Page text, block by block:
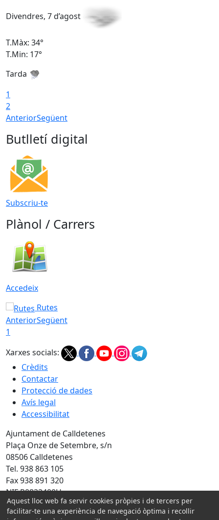
Divendres, 7 d’agost
T.Màx: 34°
T.Min: 17°
Tarda
1
2
AnteriorSegüent
Butlletí digital
Subscriu-te
Plànol / Carrers
Accedeix
Rutes
AnteriorSegüent
1
Xarxes socials:
Crèdits
Contactar
Protecció de dades
Avís legal
Accessibilitat
Ajuntament de Calldetenes
Plaça Onze de Setembre, s/n
08506 Calldetenes
Tel. 938 863 105
Fax 938 891 320
NIF P0822400H
Amb la col·laboració de:
Aquest lloc web fa servir cookies pròpies i de tercers per
facilitar-te una experiència de navegació òptima i recollir